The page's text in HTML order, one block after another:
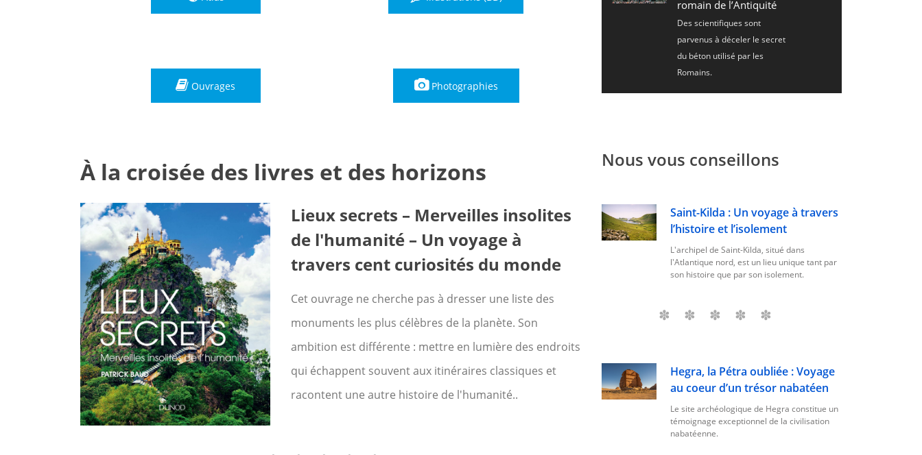
 Ouvrages  Photographies
À la croisée des livres et des horizons
Lieux secrets – Merveilles insolites
de l'humanité – Un voyage à
travers cent curiosités du monde
Cet ouvrage ne cherche pas à dresser une liste des
monuments les plus célèbres de la planète. Son
ambition est différente : mettre en lumière des endroits
qui échappent souvent aux itinéraires classiques et
racontent une autre histoire de l'humanité..
romain de l’Antiquité
Des scientifiques sont
parvenus à déceler le secret
du béton utilisé par les
Romains.
Nous vous conseillons
Saint-Kilda : Un voyage à travers
l’histoire et l’isolement
L'archipel de Saint-Kilda, situé dans
l'Atlantique nord, est un lieu unique tant par
son histoire que par son isolement.
Hegra, la Pétra oubliée : Voyage
au coeur d’un trésor nabatéen
Le site archéologique de Hegra constitue un
témoignage exceptionnel de la civilisation
nabatéenne.